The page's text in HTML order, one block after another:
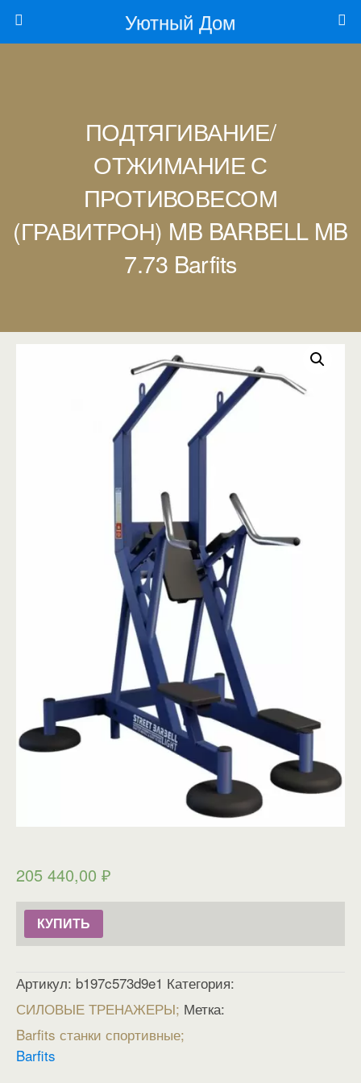
Уютный Дом
ПОДТЯГИВАНИЕ/
ОТЖИМАНИЕ С
ПРОТИВОВЕСОМ
(ГРАВИТРОН) MB BARBELL MB
7.73 Barfits
205 440,00 ₽
КУПИТЬ
Артикул: b197c573d9e1 Категория:
СИЛОВЫЕ ТРЕНАЖЕРЫ Метка:
Barfits станки спортивные
Barfits